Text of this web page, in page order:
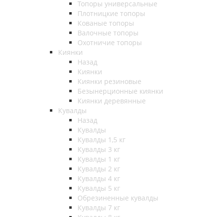
Топоры универсальные
Плотницкие топоры
Кованые топоры
Валочные топоры
Охотничие топоры
Киянки
Назад
Киянки
Киянки резиновые
Безынерционные киянки
Киянки деревянные
Кувалды
Назад
Кувалды
Кувалды 1,5 кг
Кувалды 3 кг
Кувалды 1 кг
Кувалды 2 кг
Кувалды 4 кг
Кувалды 5 кг
Обрезиненные кувалды
Кувалды 7 кг